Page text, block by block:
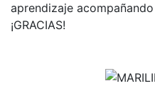
aprendizaje
¡GRACIAS!